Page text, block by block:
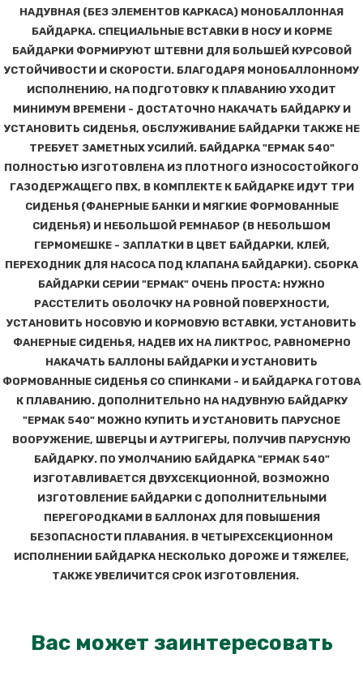
НАДУВНАЯ (БЕЗ ЭЛЕМЕНТОВ КАРКАСА) МОНОБАЛЛОННАЯ
БАЙДАРКА. СПЕЦИАЛЬНЫЕ ВСТАВКИ В НОСУ И КОРМЕ
БАЙДАРКИ ФОРМИРУЮТ ШТЕВНИ ДЛЯ БОЛЬШЕЙ КУРСОВОЙ
УСТОЙЧИВОСТИ И СКОРОСТИ. БЛАГОДАРЯ МОНОБАЛЛОННОМУ
ИСПОЛНЕНИЮ, НА ПОДГОТОВКУ К ПЛАВАНИЮ УХОДИТ
МИНИМУМ ВРЕМЕНИ - ДОСТАТОЧНО НАКАЧАТЬ БАЙДАРКУ И
УСТАНОВИТЬ СИДЕНЬЯ, ОБСЛУЖИВАНИЕ БАЙДАРКИ ТАКЖЕ НЕ
ТРЕБУЕТ ЗАМЕТНЫХ УСИЛИЙ. БАЙДАРКА "ЕРМАК 540"
ПОЛНОСТЬЮ ИЗГОТОВЛЕНА ИЗ ПЛОТНОГО ИЗНОСОСТОЙКОГО
ГАЗОДЕРЖАЩЕГО ПВХ, В КОМПЛЕКТЕ К БАЙДАРКЕ ИДУТ ТРИ
СИДЕНЬЯ (ФАНЕРНЫЕ БАНКИ И МЯГКИЕ ФОРМОВАННЫЕ
СИДЕНЬЯ) И НЕБОЛЬШОЙ РЕМНАБОР (В НЕБОЛЬШОМ
ГЕРМОМЕШКЕ - ЗАПЛАТКИ В ЦВЕТ БАЙДАРКИ, КЛЕЙ,
ПЕРЕХОДНИК ДЛЯ НАСОСА ПОД КЛАПАНА БАЙДАРКИ). СБОРКА
БАЙДАРКИ СЕРИИ "ЕРМАК" ОЧЕНЬ ПРОСТА: НУЖНО
РАССТЕЛИТЬ ОБОЛОЧКУ НА РОВНОЙ ПОВЕРХНОСТИ,
УСТАНОВИТЬ НОСОВУЮ И КОРМОВУЮ ВСТАВКИ, УСТАНОВИТЬ
ФАНЕРНЫЕ СИДЕНЬЯ, НАДЕВ ИХ НА ЛИКТРОС, РАВНОМЕРНО
НАКАЧАТЬ БАЛЛОНЫ БАЙДАРКИ И УСТАНОВИТЬ
ФОРМОВАННЫЕ СИДЕНЬЯ СО СПИНКАМИ - И БАЙДАРКА ГОТОВА
К ПЛАВАНИЮ. ДОПОЛНИТЕЛЬНО НА НАДУВНУЮ БАЙДАРКУ
"ЕРМАК 540" МОЖНО КУПИТЬ И УСТАНОВИТЬ ПАРУСНОЕ
ВООРУЖЕНИЕ, ШВЕРЦЫ И АУТРИГЕРЫ, ПОЛУЧИВ ПАРУСНУЮ
БАЙДАРКУ. ПО УМОЛЧАНИЮ БАЙДАРКА "ЕРМАК 540"
ИЗГОТАВЛИВАЕТСЯ ДВУХСЕКЦИОННОЙ, ВОЗМОЖНО
ИЗГОТОВЛЕНИЕ БАЙДАРКИ С ДОПОЛНИТЕЛЬНЫМИ
ПЕРЕГОРОДКАМИ В БАЛЛОНАХ ДЛЯ ПОВЫШЕНИЯ
БЕЗОПАСНОСТИ ПЛАВАНИЯ. В ЧЕТЫРЕХСЕКЦИОННОМ
ИСПОЛНЕНИИ БАЙДАРКА НЕСКОЛЬКО ДОРОЖЕ И ТЯЖЕЛЕЕ,
ТАКЖЕ УВЕЛИЧИТСЯ СРОК ИЗГОТОВЛЕНИЯ.
Вас может заинтересовать